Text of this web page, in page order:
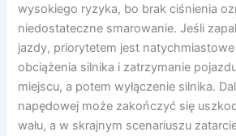
wysokiego ryzyka, bo brak ciśnienia
niedostateczne smarowanie. Jeśli
jazdy, priorytetem jest
obciążenia silnika i zatrzymanie
miejscu, a potem wyłączenie silnika.
napędowej może zakończyć się
wału, a w skrajnym scenariuszu